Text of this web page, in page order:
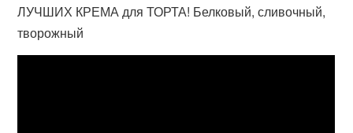
ЛУЧШИХ КРЕМА для ТОРТА! Белковый, сливочный,
творожный